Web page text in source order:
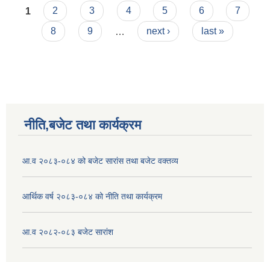
Pages
1 2 3 4 5 6
7
8
9 next › last »
नीति,बजेट तथा कार्यक्रम
आ.व २०८३-०८४ को बजेट सारांस तथा बजेट वक्तव्य
आर्थिक वर्ष २०८३-०८४ को नीति तथा कार्यक्रम
आ.व २०८२-०८३ बजेट सारांश